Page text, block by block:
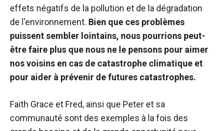
effets négatifs de la pollution et de la dégradation
de l'environnement. Bien que ces problèmes
puissent sembler lointains, nous pourrions peut-
être faire plus que nous ne le pensons pour aimer
nos voisins en cas de catastrophe climatique et
pour aider à prévenir de futures catastrophes.
Faith Grace et Fred, ainsi que Peter et sa
communauté sont des exemples à la fois des